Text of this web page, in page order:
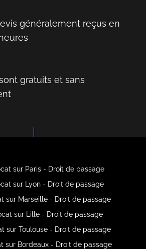
généralement reçus en
gratuits et sans
sur Paris - Droit de passage
sur Lyon - Droit de passage
sur Marseille - Droit de passage
sur Lille - Droit de passage
sur Toulouse - Droit de passage
sur Bordeaux - Droit de passage